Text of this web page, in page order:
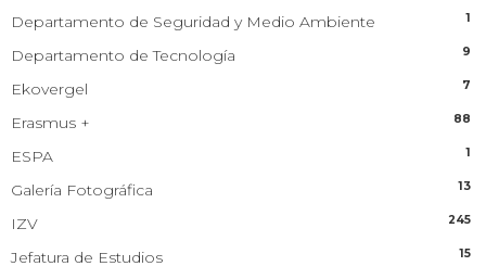
Departamento de Seguridad y Medio Ambiente 1
Departamento de Tecnología 9
Ekovergel 7
Erasmus + 88
ESPA 1
Galería Fotográfica 13
IZV 245
Jefatura de Estudios 15